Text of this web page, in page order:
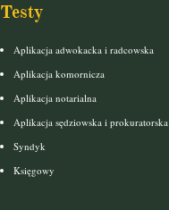
Testy
Aplikacja adwokacka i radcowska
Aplikacja komornicza
Aplikacja notarialna
Aplikacja sędziowska i prokuratorska
Syndyk
Księgowy